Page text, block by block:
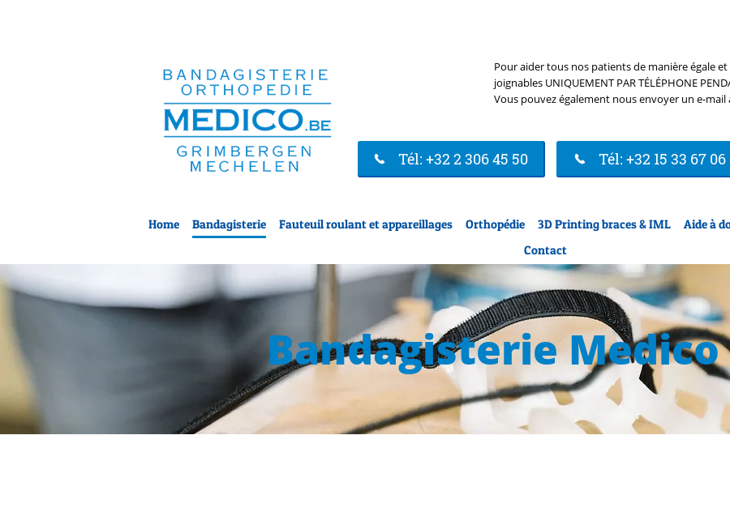
Tél: +32 2 306 45 50 Tél: +32 15 33 67 06
Pour aider tous nos patients de manière égale
joignables UNIQUEMENT PAR TÉLÉPHONE
Vous pouvez également nous envoyer un e-mail
Home Bandagisterie Fauteuil roulant et appareillages Orthopédie 3D Printing braces & IML Aide à
Contact
Bandagisterie